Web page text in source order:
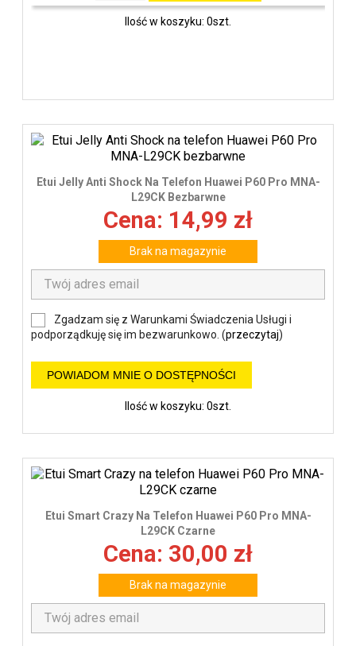
Ilość w koszyku: 0szt.
Etui Jelly Anti Shock Na Telefon Huawei P60 Pro MNA-
L29CK Bezbarwne
Cena: 14,99 zł
Brak na magazynie
Zgadzam się z Warunkami Świadczenia Usługi i
podporządkuję się im bezwarunkowo. (przeczytaj)
POWIADOM MNIE O DOSTĘPNOŚCI
Ilość w koszyku: 0szt.
Etui Smart Crazy Na Telefon Huawei P60 Pro MNA-
L29CK Czarne
Cena: 30,00 zł
Brak na magazynie